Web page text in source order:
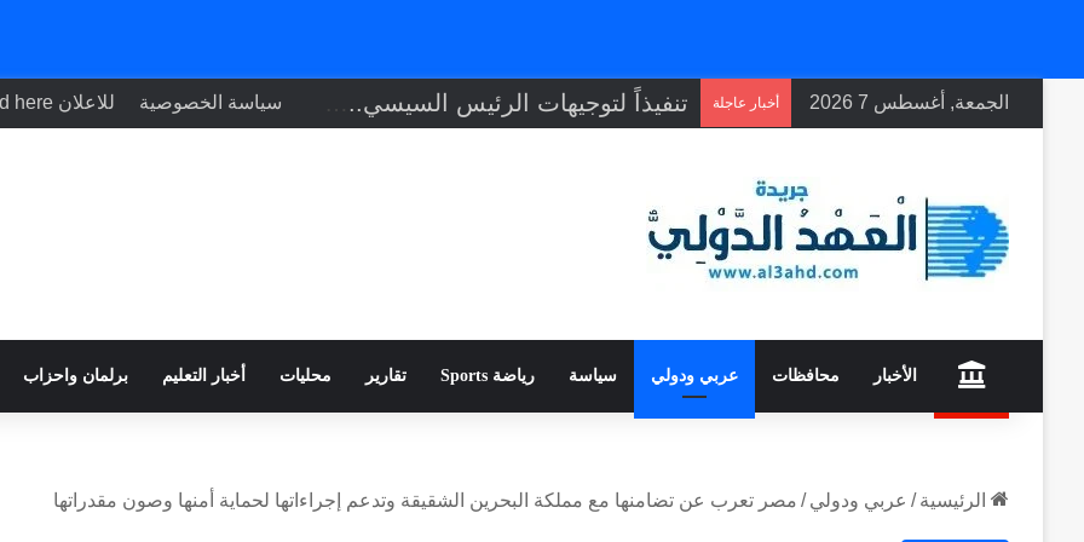
الجمعة, أغسطس 7 2026 أخبار عاجلة تنفيذاً لتوجيهات الرئيس السيسي.. وزير الصحة يبحث مع نظيره التشادي سياسة الخصوصية للاعلان Your ad here
الأخبار محافظات عربي ودولي سياسة رياضة Sports تقارير محليات أخبار التعليم برلمان واحزاب
الرئيسية / عربي ودولي / مصر تعرب عن تضامنها مع مملكة البحرين الشقيقة وتدعم إجراءاتها لحماية أمنها وصون مقدراتها